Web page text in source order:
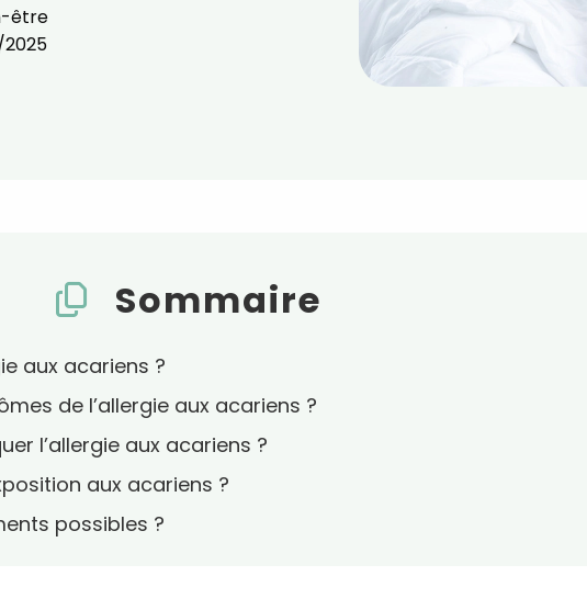
être
Sommaire
aux acariens ?
de l’allergie aux acariens ?
l’allergie aux acariens ?
aux acariens ?
possibles ?